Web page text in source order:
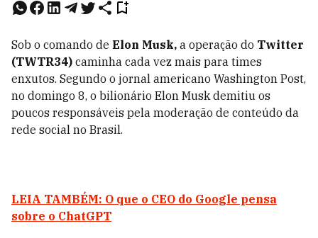
Sob o comando de Elon Musk, a operação do Twitter
(TWTR34) caminha cada vez mais para times
enxutos. Segundo o jornal americano Washington Post,
no domingo 8, o bilionário Elon Musk demitiu os
poucos responsáveis pela moderação de conteúdo da
rede social no Brasil.
LEIA TAMBÉM: O que o CEO do Google pensa
sobre o ChatGPT